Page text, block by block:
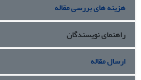
هزینه های بررسی مقاله
راهنمای نویسندگان
ارسال مقاله